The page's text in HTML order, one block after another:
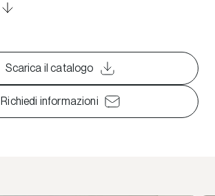
Scarica il catalogo
Richiedi informazioni